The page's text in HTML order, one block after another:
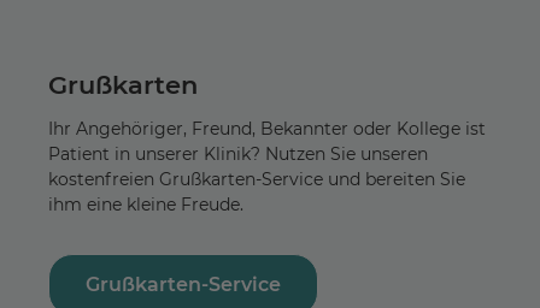
Grußkarten
Ihr Angehöriger, Freund, Bekannter oder Kollege ist
Patient in unserer Klinik? Nutzen Sie unseren
kostenfreien Grußkarten-Service und bereiten Sie
ihm eine kleine Freude.
Grußkarten-Service